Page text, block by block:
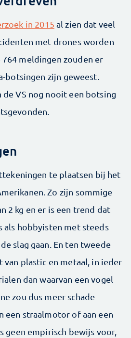
in 2015 al zien dat veel
met drones worden
meldingen zouden er
botsingen zijn geweest.
VS nog nooit een botsing
te plaatsen bij het
Zo zijn sommige
2 kg en er is een trend dat
als hobbyisten met steeds
slag gaan. En ten tweede
van plastic en metaal, in ieder
dan waarvan een vogel
zou dus meer schade
een straalmotor of aan een
geen empirisch bewijs voor,